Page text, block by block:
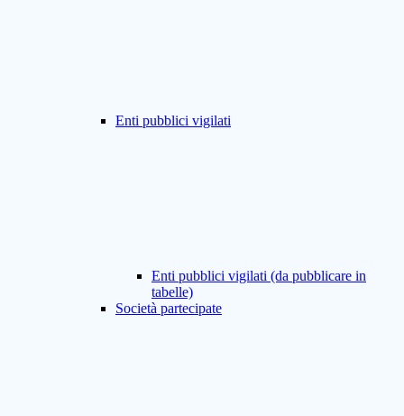
Enti pubblici vigilati
Enti pubblici vigilati (da pubblicare in
tabelle)
Società partecipate